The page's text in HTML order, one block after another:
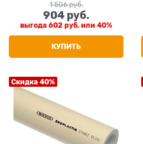
1 506 руб.
904 руб.
выгода 602 руб. или 40%
КУПИТЬ
Скидка 40%